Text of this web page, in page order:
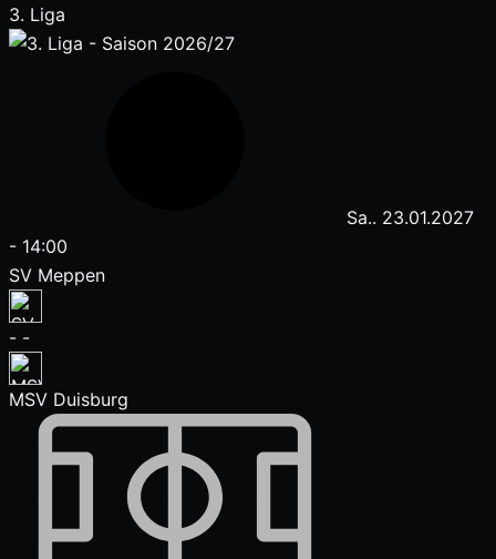
3. Liga
Sa.. 23.01.2027
- 14:00
SV Meppen
- -
MSV Duisburg